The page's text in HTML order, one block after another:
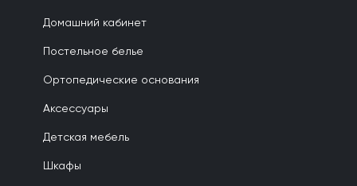
Домашний кабинет
Постельное белье
Ортопедические основания
Аксессуары
Детская мебель
Шкафы